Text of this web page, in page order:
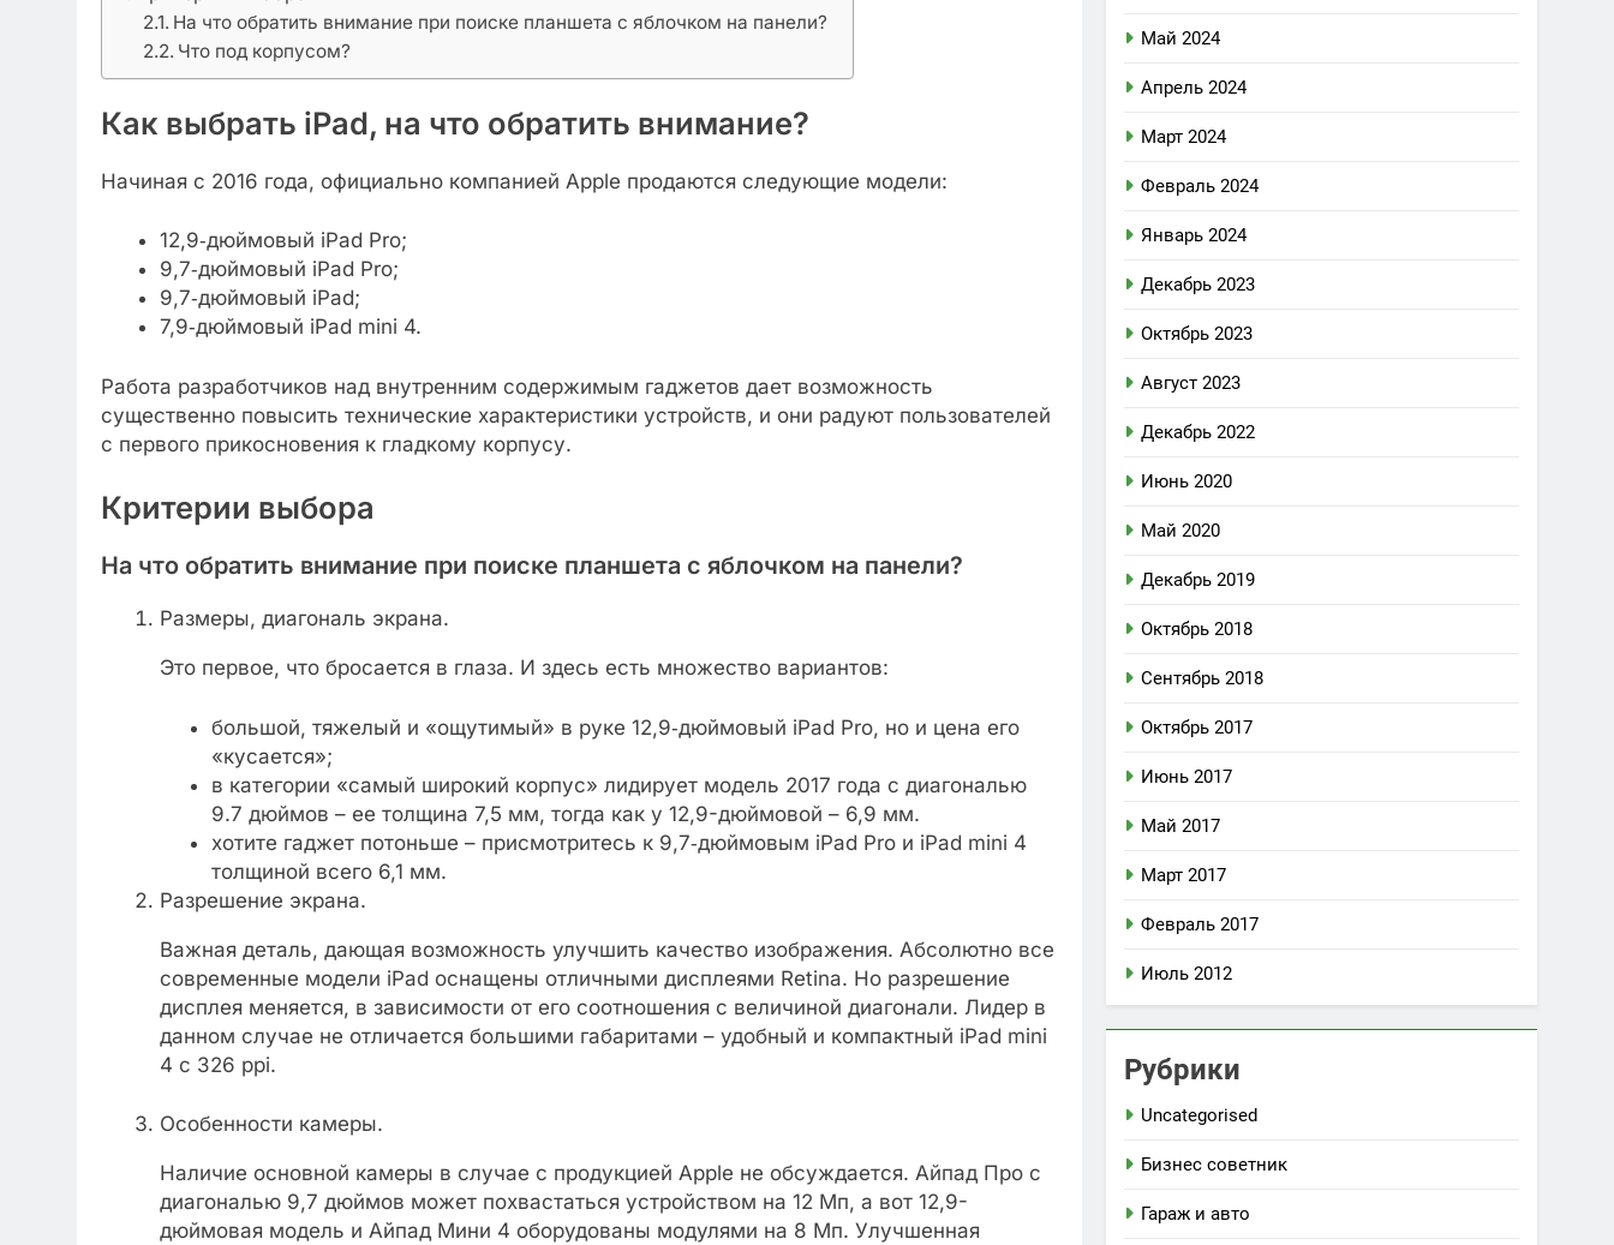
На что обратить внимание при поиске планшета с яблочком на панели?
Что под корпусом?
Как выбрать iPad, на что обратить внимание?
Начиная с 2016 года, официально компанией Apple продаются следующие модели:
12,9‑дюймовый iPad Pro;
9,7‑дюймовый iPad Pro;
9,7‑дюймовый iPad;
7,9‑дюймовый iPad mini 4.
Работа разработчиков над внутренним содержимым гаджетов дает возможность
существенно повысить технические характеристики устройств, и они радуют пользователей
с первого прикосновения к гладкому корпусу.
Критерии выбора
На что обратить внимание при поиске планшета с яблочком на панели?
Размеры, диагональ экрана.
Это первое, что бросается в глаза. И здесь есть множество вариантов:
большой, тяжелый и «ощутимый» в руке 12,9‑дюймовый iPad Pro, но и цена его
«кусается»;
в категории «самый широкий корпус» лидирует модель 2017 года с диагональю
9.7 дюймов – ее толщина 7,5 мм, тогда как у 12,9-дюймовой – 6,9 мм.
хотите гаджет потоньше – присмотритесь к 9,7‑дюймовым iPad Pro и iPad mini 4
толщиной всего 6,1 мм.
Разрешение экрана.
Важная деталь, дающая возможность улучшить качество изображения. Абсолютно все
современные модели iPad оснащены отличными дисплеями Retina. Но разрешение
дисплея меняется, в зависимости от его соотношения с величиной диагонали. Лидер в
данном случае не отличается большими габаритами – удобный и компактный iPad mini
4 с 326 ppi.
Особенности камеры.
Наличие основной камеры в случае с продукцией Apple не обсуждается. Айпад Про с
диагональю 9,7 дюймов может похвастаться устройством на 12 Мп, а вот 12,9-
дюймовая модель и Айпад Мини 4 оборудованы модулями на 8 Мп. Улучшенная
Май 2024
Апрель 2024
Март 2024
Февраль 2024
Январь 2024
Декабрь 2023
Октябрь 2023
Август 2023
Декабрь 2022
Июнь 2020
Май 2020
Декабрь 2019
Октябрь 2018
Сентябрь 2018
Октябрь 2017
Июнь 2017
Май 2017
Март 2017
Февраль 2017
Июль 2012
Рубрики
Uncategorised
Бизнес советник
Гараж и авто